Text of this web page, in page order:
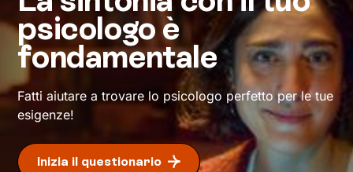
serena.
Daremo il via a un cammino che ti condurrà su
strade mai percorse prima, verso il benessere
che desideri.
psicologo è
fondamentale
Fatti aiutare a trovare lo psicologo perfetto per le tue
esigenze!
Inizia il questionario